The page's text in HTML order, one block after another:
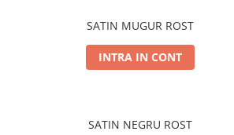
SATIN MUGUR ROST
INTRA IN CONT
SATIN NEGRU ROST